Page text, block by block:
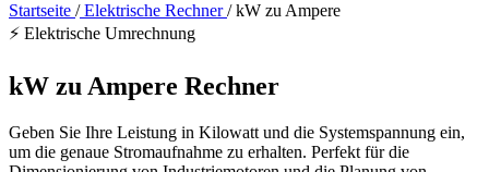
Startseite /Elektrische Rechner/kW zu Ampere
⚡ Elektrische Umrechnung
kW zu Ampere Rechner
Geben Sie Ihre Leistung in Kilowatt und die Systemspannung ein,
um die genaue Stromaufnahme zu erhalten. Perfekt für die